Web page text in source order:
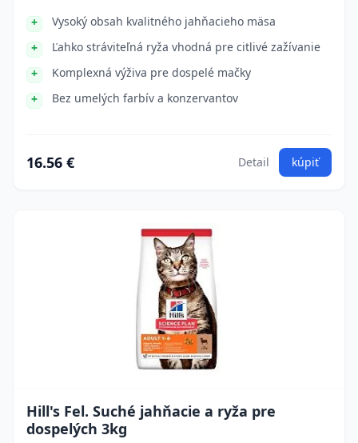
Vysoký obsah kvalitného jahňacieho mäsa
Ľahko stráviteľná ryža vhodná pre citlivé zažívanie
Komplexná výživa pre dospelé mačky
Bez umelých farbív a konzervantov
16.56 € Detail kúpiť
Hill's Fel. Suché jahňacie a ryža pre
dospelých 3kg